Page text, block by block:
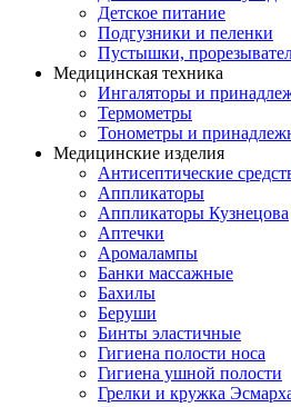
Детское питание
Подгузники и пеленки
Пустышки,
Медицинская техника
Ингаляторы и
Термометры
Тонометры и
Медицинские изделия
Антисептические
Аппликаторы
Аппликаторы Кузнецова
Аптечки
Аромалампы
Банки массажные
Бахилы
Беруши
Бинты эластичные
Гигиена полости носа
Гигиена ушной полости
Грелки и кружка